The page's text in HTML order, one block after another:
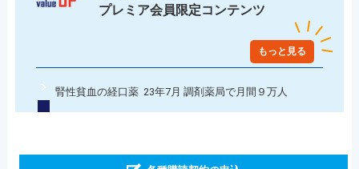
プレミア会員限定コンテンツ
もっと見る
腎性貧血の経口薬 23年7月 調剤薬局で月間９万人